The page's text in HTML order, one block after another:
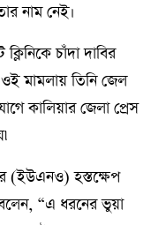
নাম নেই।
চাঁদা দাবির
মামলায় তিনি জেল
কালিয়ার জেলা প্রেস
(ইউএনও) হস্তক্ষেপ
বলেন, “এ ধরনের ভুয়া